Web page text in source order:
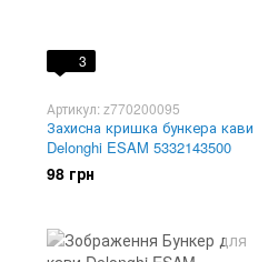
3
Артикул: z770200095
Захисна кришка бункера кави
Delonghi ESAM 5332143500
98 грн